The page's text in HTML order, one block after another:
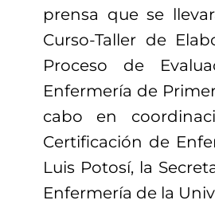
prensa que se
Curso-Taller de
Proceso de
Enfermería de
cabo en
Certificación de
Luis Potosí, la
Enfermería de la